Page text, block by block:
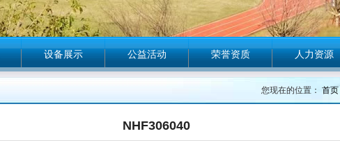
设备展示 公益活动 荣誉资质 人力资源
您现在的位置： 首页
NHF306040